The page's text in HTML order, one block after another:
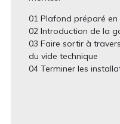
01 Plafond préparé en
02 Introduction de la
03 Faire sortir à
du vide technique
04 Terminer les